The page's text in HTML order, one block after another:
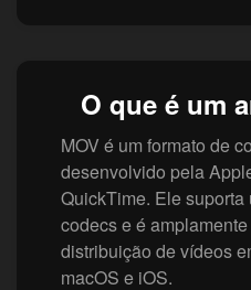
O que é um
MOV é um formato de
desenvolvido pela
QuickTime. Ele
codecs e é
distribuição de vídeos
macOS e iOS.